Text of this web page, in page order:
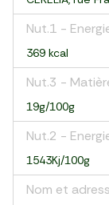
Nut.1 -
369 kcal
Nut.3 -
19g/100g
Nut.2 -
1543Kj/100g
Nom et